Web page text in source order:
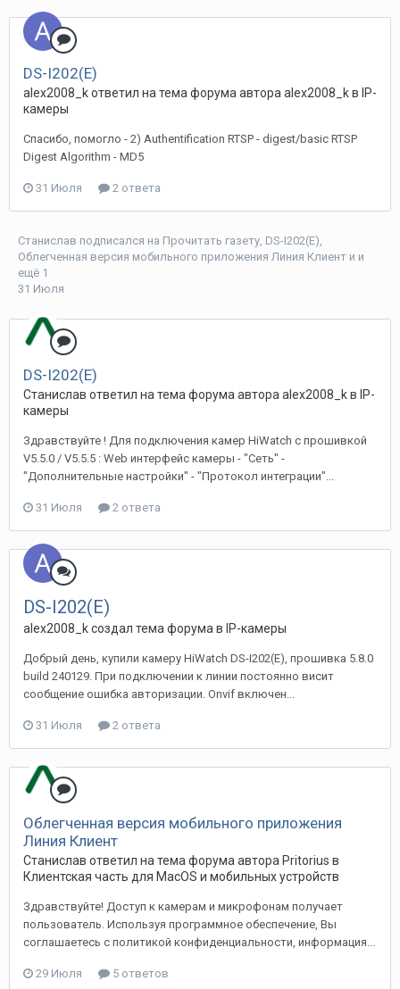
DS-I202(E)
alex2008_k ответил на тема форума автора alex2008_k в IP-
камеры
Спасибо, помогло - 2) Authentification RTSP - digest/basic RTSP
Digest Algorithm - MD5
31 Июля 2 ответа
Станислав подписался на Прочитать газету, DS-I202(E),
Облегченная версия мобильного приложения Линия Клиент и и
ещё 1
31 Июля
DS-I202(E)
Станислав ответил на тема форума автора alex2008_k в IP-
камеры
Здравствуйте ! Для подключения камер HiWatch с прошивкой
V5.5.0 / V5.5.5 : Web интерфейс камеры - "Сеть" -
"Дополнительные настройки" - "Протокол интеграции"...
31 Июля 2 ответа
DS-I202(E)
alex2008_k создал тема форума в IP-камеры
Добрый день, купили камеру HiWatch DS-I202(E), прошивка 5.8.0
build 240129. При подключении к линии постоянно висит
сообщение ошибка авторизации. Onvif включен...
31 Июля 2 ответа
Облегченная версия мобильного приложения
Линия Клиент
Станислав ответил на тема форума автора Pritorius в
Клиентская часть для MacOS и мобильных устройств
Здравствуйте! Доступ к камерам и микрофонам получает
пользователь. Используя программное обеспечение, Вы
соглашаетесь с политикой конфиденциальности, информация...
29 Июля 5 ответов